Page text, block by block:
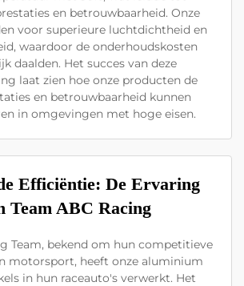
en betrouwbaarheid. Onze
voor superieure luchtdichtheid en
waardoor de onderhoudskosten
daalden. Het succes van deze
laat zien hoe onze producten de
en betrouwbaarheid kunnen
in omgevingen met hoge eisen.
Efficiëntie: De Ervaring
Team ABC Racing
Team, bekend om hun competitieve
motorsport, heeft onze aluminium
in hun raceauto's verwerkt. Het